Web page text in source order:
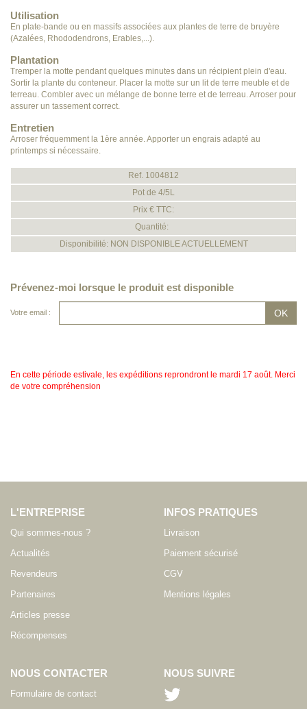
Utilisation
En plate-bande ou en massifs associées aux plantes de terre de bruyère
(Azalées, Rhododendrons, Erables,...).
Plantation
Tremper la motte pendant quelques minutes dans un récipient plein d'eau.
Sortir la plante du conteneur. Placer la motte sur un lit de terre meuble et de
terreau. Combler avec un mélange de bonne terre et de terreau. Arroser pour
assurer un tassement correct.
Entretien
Arroser fréquemment la 1ère année. Apporter un engrais adapté au
printemps si nécessaire.
Ref. 1004812
Pot de 4/5L
Prix € TTC:
Quantité:
Disponibilité: NON DISPONIBLE ACTUELLEMENT
Prévenez-moi lorsque le produit est disponible
Votre email :
En cette période estivale, les expéditions reprondront le mardi 17 août. Merci
de votre compréhension
L'ENTREPRISE
Qui sommes-nous ?
Actualités
Revendeurs
Partenaires
Articles presse
Récompenses
INFOS PRATIQUES
Livraison
Paiement sécurisé
CGV
Mentions légales
NOUS CONTACTER
Formulaire de contact
NOUS SUIVRE